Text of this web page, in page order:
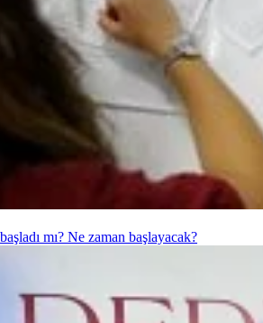
mı? Ne zaman başlayacak?